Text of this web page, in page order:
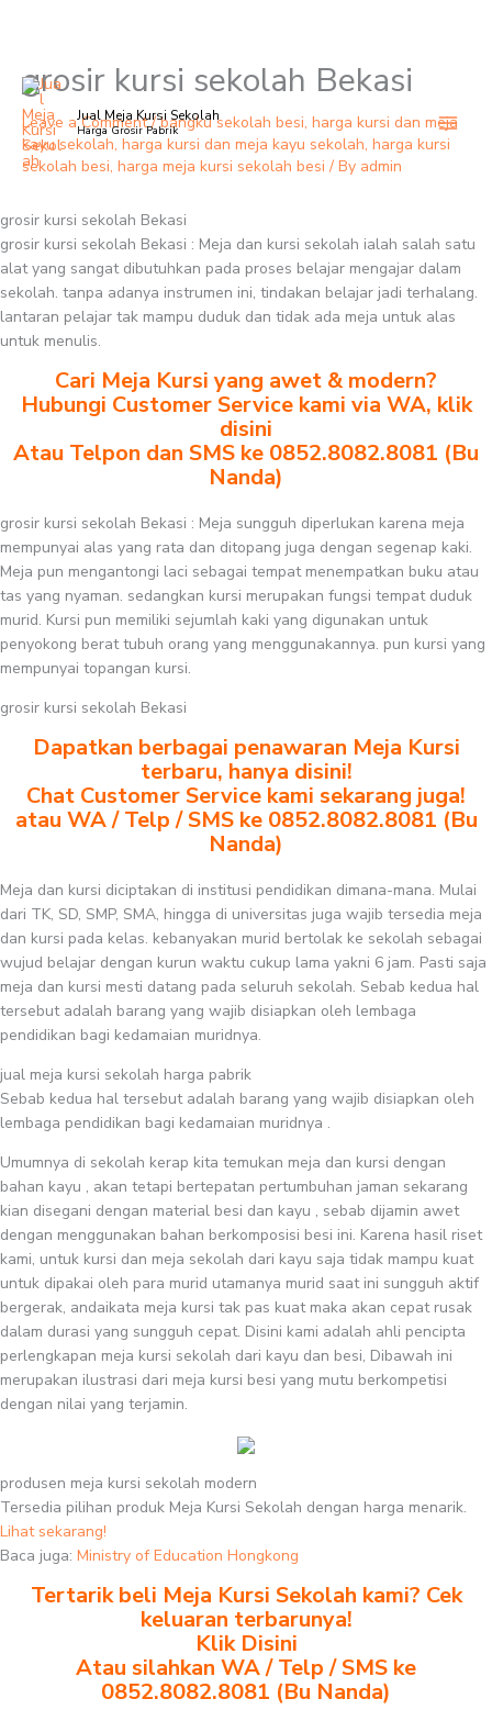
Skip
content
Jual Meja Kursi Sekolah
Harga Grosir Pabrik
grosir kursi sekolah Bekasi
Leave a Comment /bangku sekolah besi, harga kursi dan meja
kayu sekolah, harga kursi dan meja kayu sekolah, harga kursi
sekolah besi, harga meja kursi sekolah besi / By admin
grosir kursi sekolah Bekasi
grosir kursi sekolah Bekasi : Meja dan kursi sekolah ialah salah satu
alat yang sangat dibutuhkan pada proses belajar mengajar dalam
sekolah. tanpa adanya instrumen ini, tindakan belajar jadi terhalang.
lantaran pelajar tak mampu duduk dan tidak ada meja untuk alas
untuk menulis.
Cari Meja Kursi yang awet & modern?
Hubungi Customer Service kami via WA, klik
disini
Atau Telpon dan SMS ke 0852.8082.8081 (Bu
Nanda)
grosir kursi sekolah Bekasi : Meja sungguh diperlukan karena meja
mempunyai alas yang rata dan ditopang juga dengan segenap kaki.
Meja pun mengantongi laci sebagai tempat menempatkan buku atau
tas yang nyaman. sedangkan kursi merupakan fungsi tempat duduk
murid. Kursi pun memiliki sejumlah kaki yang digunakan untuk
penyokong berat tubuh orang yang menggunakannya. pun kursi yang
mempunyai topangan kursi.
grosir kursi sekolah Bekasi
Dapatkan berbagai penawaran Meja Kursi
terbaru, hanya disini!
Chat Customer Service kami sekarang juga!
atau WA / Telp / SMS ke 0852.8082.8081 (Bu
Nanda)
Meja dan kursi diciptakan di institusi pendidikan dimana-mana. Mulai
dari TK, SD, SMP, SMA, hingga di universitas juga wajib tersedia meja
dan kursi pada kelas. kebanyakan murid bertolak ke sekolah sebagai
wujud belajar dengan kurun waktu cukup lama yakni 6 jam. Pasti saja
meja dan kursi mesti datang pada seluruh sekolah. Sebab kedua hal
tersebut adalah barang yang wajib disiapkan oleh lembaga
pendidikan bagi kedamaian muridnya.
jual meja kursi sekolah harga pabrik
Sebab kedua hal tersebut adalah barang yang wajib disiapkan oleh
lembaga pendidikan bagi kedamaian muridnya .
Umumnya di sekolah kerap kita temukan meja dan kursi dengan
bahan kayu , akan tetapi bertepatan pertumbuhan jaman sekarang
kian disegani dengan material besi dan kayu , sebab dijamin awet
dengan menggunakan bahan berkomposisi besi ini. Karena hasil riset
kami, untuk kursi dan meja sekolah dari kayu saja tidak mampu kuat
untuk dipakai oleh para murid utamanya murid saat ini sungguh aktif
bergerak, andaikata meja kursi tak pas kuat maka akan cepat rusak
dalam durasi yang sungguh cepat. Disini kami adalah ahli pencipta
perlengkapan meja kursi sekolah dari kayu dan besi, Dibawah ini
merupakan ilustrasi dari meja kursi besi yang mutu berkompetisi
dengan nilai yang terjamin.
produsen meja kursi sekolah modern
Tersedia pilihan produk Meja Kursi Sekolah dengan harga menarik.
Lihat sekarang!
Baca juga: Ministry of Education Hongkong
Tertarik beli Meja Kursi Sekolah kami? Cek
keluaran terbarunya!
Klik Disini
Atau silahkan WA / Telp / SMS ke
0852.8082.8081 (Bu Nanda)